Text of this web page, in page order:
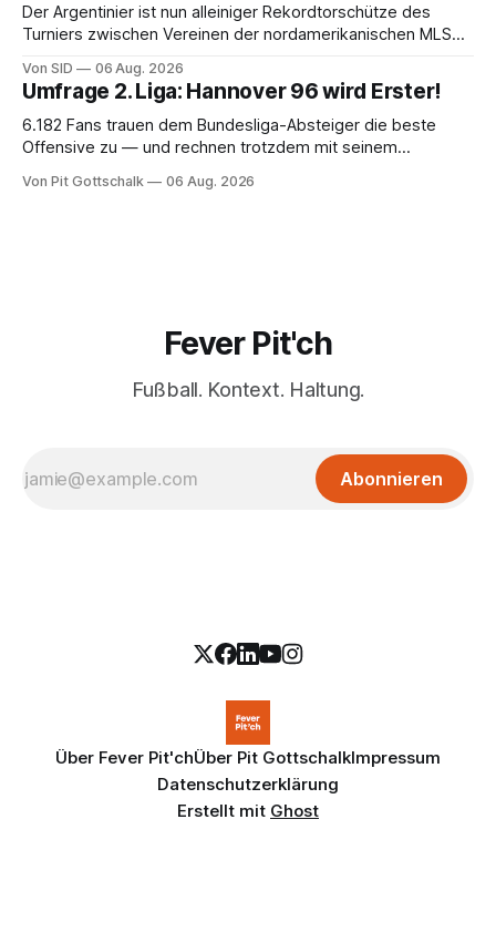
Der Argentinier ist nun alleiniger Rekordtorschütze des
Turniers zwischen Vereinen der nordamerikanischen MLS
Von SID 06 Aug. 2026
Umfrage 2. Liga: Hannover 96 wird Erster!
6.182 Fans trauen dem Bundesliga-Absteiger die beste
Offensive zu — und rechnen trotzdem mit seinem
Lokalrivale in Niedersachsen.
Von Pit Gottschalk 06 Aug. 2026
Fever Pit'ch
Fußball. Kontext. Haltung.
Abonnieren
Über Fever Pit'chÜber Pit GottschalkImpressum
Datenschutzerklärung
Erstellt mit Ghost